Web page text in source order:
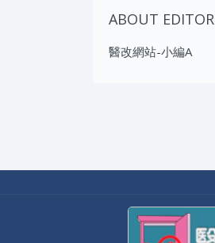
ABOUT EDITOR
醫改網站-小編A